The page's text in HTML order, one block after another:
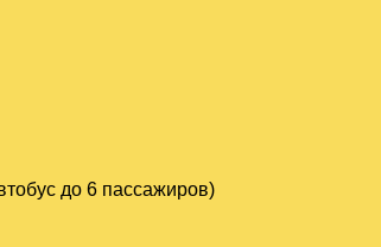
до 6 пассажиров)